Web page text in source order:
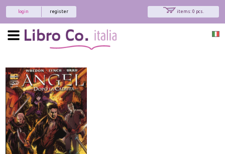
items: 0 pcs.
register
login